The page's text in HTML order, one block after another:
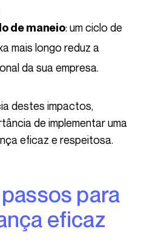
de maneio: um ciclo de
mais longo reduz a
da sua empresa.
de implementar uma
eficaz e respeitosa.
eficaz